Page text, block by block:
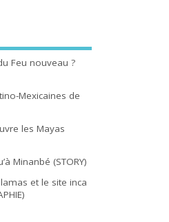
Feu nouveau ?
Mexicaines de
les Mayas
Minanbé (STORY)
et le site inca